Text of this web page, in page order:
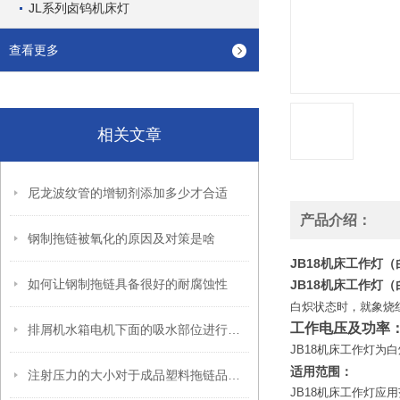
JL系列卤钨机床灯
查看更多
相关文章
尼龙波纹管的增韧剂添加多少才合适
钢制拖链被氧化的原因及对策是啥
如何让钢制拖链具备很好的耐腐蚀性
产品介绍：
JB18机床工作灯（
JB18机床工作灯（
白炽状态时，就象烧
工作电压及功率
JB18机床工作灯为
适用范围：
JB18机床工作灯应